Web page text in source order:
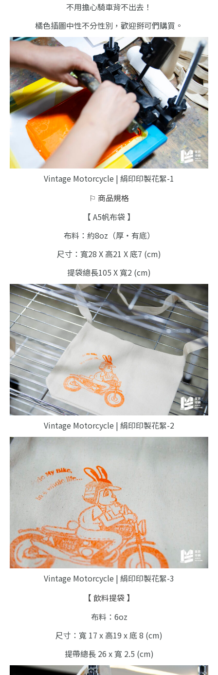
不用擔心騎車背不出去！
橘色插圖中性不分性別，歡迎掰可們購買。
Vintage Motorcycle | 絹印印製花絮-1
⚐ 商品規格
【 A5帆布袋 】
布料：約8oz（厚・有底）
尺寸：寬28 X 高21 X 底7 (cm)
提袋總長105 X 寬2 (cm)
Vintage Motorcycle | 絹印印製花絮-2
Vintage Motorcycle | 絹印印製花絮-3
【 飲料提袋 】
布料：6oz
尺寸：寬 17 x 高19 x 底 8 (cm)
提帶總長 26 x 寬 2.5 (cm)